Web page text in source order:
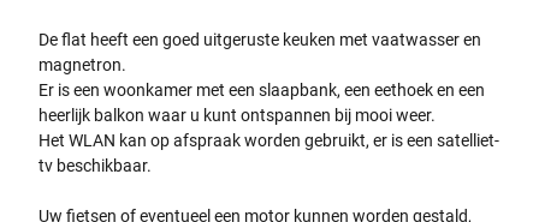
De flat heeft een goed uitgeruste keuken met vaatwasser en
magnetron.
Er is een woonkamer met een slaapbank, een eethoek en een
heerlijk balkon waar u kunt ontspannen bij mooi weer.
Het WLAN kan op afspraak worden gebruikt, er is een satelliet-
tv beschikbaar.
Uw fietsen of eventueel een motor kunnen worden gestald,